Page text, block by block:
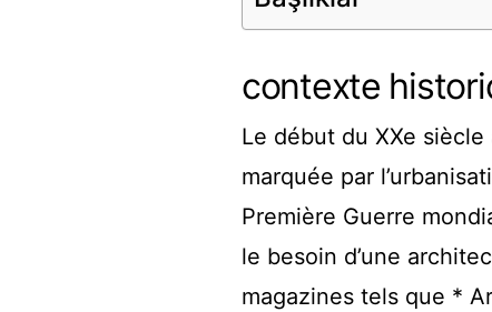
contexte
Le début du XXe
marquée par
Première Guerre
le besoin d’une
magazines tels que *